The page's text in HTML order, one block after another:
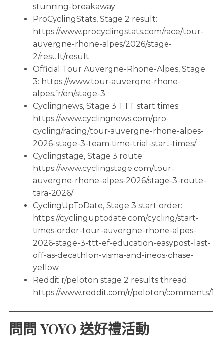
stunning-breakaway
ProCyclingStats, Stage 2 result:
https://www.procyclingstats.com/race/tour-
auvergne-rhone-alpes/2026/stage-
2/result/result
Official Tour Auvergne-Rhone-Alpes, Stage
3: https://www.tour-auvergne-rhone-
alpes.fr/en/stage-3
Cyclingnews, Stage 3 TTT start times:
https://www.cyclingnews.com/pro-
cycling/racing/tour-auvergne-rhone-alpes-
2026-stage-3-team-time-trial-start-times/
Cyclingstage, Stage 3 route:
https://www.cyclingstage.com/tour-
auvergne-rhone-alpes-2026/stage-3-route-
tara-2026/
CyclingUpToDate, Stage 3 start order:
https://cyclinguptodate.com/cycling/start-
times-order-tour-auvergne-rhone-alpes-
2026-stage-3-ttt-ef-education-easypost-last-
off-as-decathlon-visma-and-ineos-chase-
yellow
Reddit r/peloton stage 2 results thread:
https://www.reddit.com/r/peloton/comments/
問問 YOYO 送好禮活動